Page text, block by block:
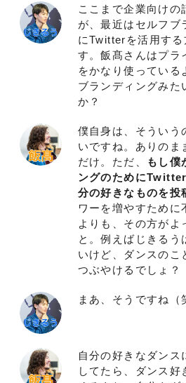
ここまで企業向けの
が、最近はセルフブ
にTwitterを活用する
す。飯髙さんはプ
をかなり使っている
ブランディングみた
か？
僕自身は、そういう
いですね。ありのま
だけ。ただ、
もし僕
ングのために
分の好きなものを投
ワーを増やすために
よりも、その方がよ
と。例えばじきるう
いけど、ダンスのこ
つぶやけるでしょ？
まあ、そうですね（
自分の好きなダンス
してたら、ダンス好